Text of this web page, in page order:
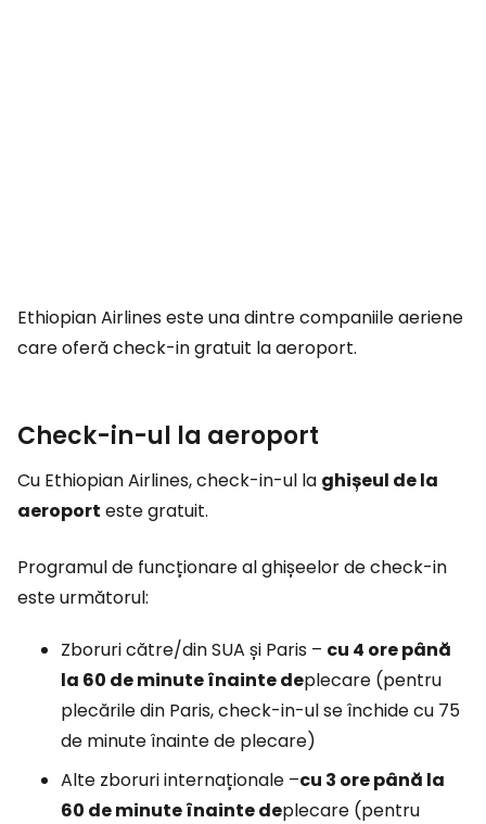
Ethiopian Airlines este una dintre companiile aeriene
care oferă check-in gratuit la aeroport.
Check-in-ul la aeroport
Cu Ethiopian Airlines, check-in-ul la ghișeul de la
aeroport este gratuit.
Programul de funcționare al ghișeelor de check-in
este următorul:
Zboruri către/din SUA și Paris – cu 4 ore până
la 60 de minute înainte deplecare (pentru
plecările din Paris, check-in-ul se închide cu 75
de minute înainte de plecare)
Alte zboruri internaționale –cu 3 ore până la
60 de minute înainte deplecare (pentru